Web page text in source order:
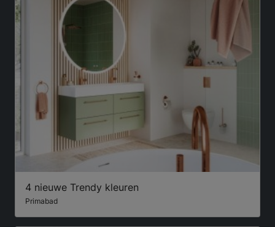
4 nieuwe Trendy kleuren
Primabad